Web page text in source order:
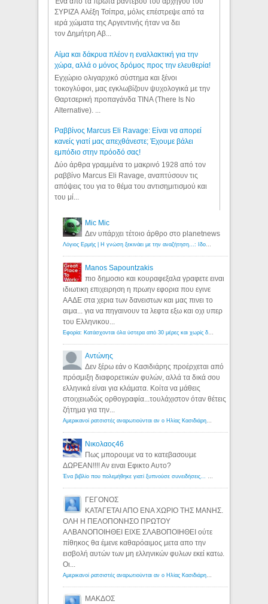
ΣΥΡΙΖΑ Αλέξη Τσίπρα, μόλις επέστρεψε από τα
ιερά χώματα της Αργεντινής ήταν να δει
τον Δημήτρη Αβ...
Αίμα και δάκρυα πλέον η εναλλακτική για την
χώρα, αλλά ο μόνος δρόμος προς την ελευθερία!
Εγχώριο ολιγαρχικό σύστημα και ξένοι
τοκογλύφοι, μας εγκλωβίζουν ψυχολογικά με την
Θαρτσερική προπαγάνδα TINA (There Is No
Alternative). ...
Ραββίνος Marcus Eli Ravage: Είναι να απορεί
κανείς γιατί μας απεχθάνεστε; Έχουμε βάλει
εμπόδιο στην πρόοδό σας!
Δύο άρθρα γραμμένα το μακρινό 1928 από τον
ραββίνο Marcus Eli Ravage, αναπτύσουν τις
απόψεις του για το θέμα του αντισημιτισμού και
του μί...
Mic Mic
Δεν υπάρχει τέτοιο άρθρο στο planetnews
Λόγιος Ερμής | Η γνώση ξεκινάει με την αναζήτηση...: Ιδού οι 18 που χρωστούν 11 δις ευρώ!
Manos Sapountzakis
πιο δημοσιο και κουραφεξαλα γραφετε ειναι
ιδιωτικη επιχειρηση η πρωην εφορια που εγινε
ΑΑΔΕ στα χερια των δανειστων και μας πινει το
αιμα... για να πηγαινουν τα λεφτα εξω και οχι υπερ
του Ελληνικου...
Εφορία: Κατάσχονται όλα ύστερα από 30 μέρες και χωρίς δικαστικές αποφάσεις - Λόγιος Ερμής
Αντώνης
Δεν ξέρω εάν ο Κασιδιάρης προέρχεται από
πρόσμιξη διαφορετικών φυλών, αλλά τα δικά σου
ελληνικά είναι για κλάματα. Κοίτα να μάθεις
στοιχειωδώς ορθογραφία...τουλάχιστον όταν θέτεις
ζήτημα για την...
Αμερικανοί ρατσιστές αναρωτιούνται αν ο Ηλίας Κασιδιάρης ανήκει στη λευκή φυλή... - Λόγιος Ερμής
Νικολαος46
Πως μπορουμε να το κατεβασουμε
ΔΩΡΕΑΝ!!!! Αν ειναι Εφικτο Αυτο?
Ένα βιβλίο που πολεμήθηκε γιατί ξυπνούσε συνειδήσεις... - Λόγιος Ερμής | Η γνώση ξεκινάει με την αναζήτηση...
ΓΕΓΟΝΟΣ
ΚΑΤΑΓΕΤΑΙ ΑΠΟ ΕΝΑ ΧΩΡΙΟ ΤΗΣ ΜΑΝΗΣ.
ΟΛΗ Η ΠΕΛΟΠΟΝΗΣΟ ΠΡΩΤΟΥ
ΑΛΒΑΝΟΠΟΙΗΘΕΙ ΕΙΧΕ ΣΛΑΒΟΠΟΙΗΘΕΙ ούτε
πίθηκος θα έμενε καθαρόαιμος μετα απο την
εισβολή αυτών των μη ελληνικών φυλων εκεί κατω.
Οι...
Αμερικανοί ρατσιστές αναρωτιούνται αν ο Ηλίας Κασιδιάρης ανήκει στη λευκή φυλή... - Λόγιος Ερμής
ΜΑΚΔΟΣ